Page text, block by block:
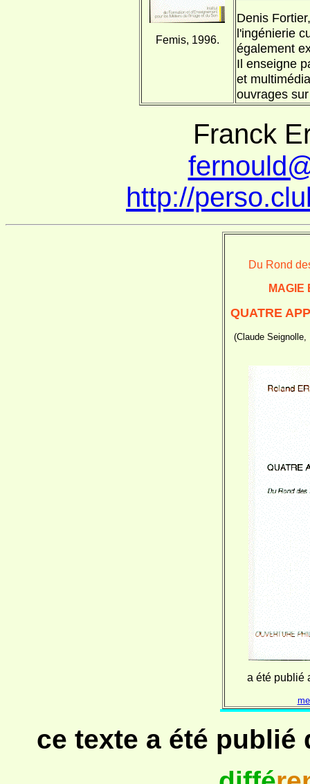
Femis, 1996.
Denis
l'ingénierie
également
Il enseigne
et
ouvrages
Franck
http://
Du Rond
MAGIE
QUATRE
(Claude
a été publié
ce texte a été publié